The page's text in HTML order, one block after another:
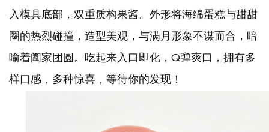
入模具底部，双重质构果酱。外形将海绵蛋糕与甜甜
圈的热烈碰撞，造型美观，与满月形象不谋而合，暗
喻着阖家团圆。吃起来入口即化， Q弹爽口，拥有多
样口感，多种惊喜，等待你的发现！